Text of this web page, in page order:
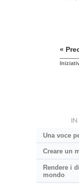
«
Una voce
Creare un
Rendere i
mondo